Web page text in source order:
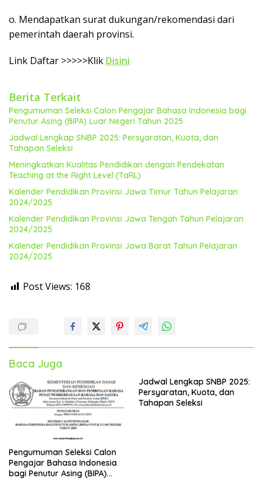
o. Mendapatkan surat dukungan/rekomendasi dari
pemerintah daerah provinsi.
Link Daftar >>>>>Klik Disini
Berita Terkait
Pengumuman Seleksi Calon Pengajar Bahasa Indonesia bagi
Penutur Asing (BIPA) Luar Negeri Tahun 2025
Jadwal Lengkap SNBP 2025: Persyaratan, Kuota, dan
Tahapan Seleksi
Meningkatkan Kualitas Pendidikan dengan Pendekatan
Teaching at the Right Level (TaRL)
Kalender Pendidikan Provinsi Jawa Timur Tahun Pelajaran
2024/2025
Kalender Pendidikan Provinsi Jawa Tengah Tahun Pelajaran
2024/2025
Kalender Pendidikan Provinsi Jawa Barat Tahun Pelajaran
2024/2025
Post Views: 168
Baca Juga
Pengumuman Seleksi Calon
Pengajar Bahasa Indonesia
bagi Penutur Asing (BIPA)
Jadwal Lengkap SNBP 2025:
Persyaratan, Kuota, dan
Tahapan Seleksi